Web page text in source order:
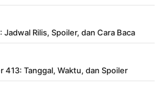
Rilis, Spoiler, dan Cara Baca
413: Tanggal, Waktu, dan Spoiler